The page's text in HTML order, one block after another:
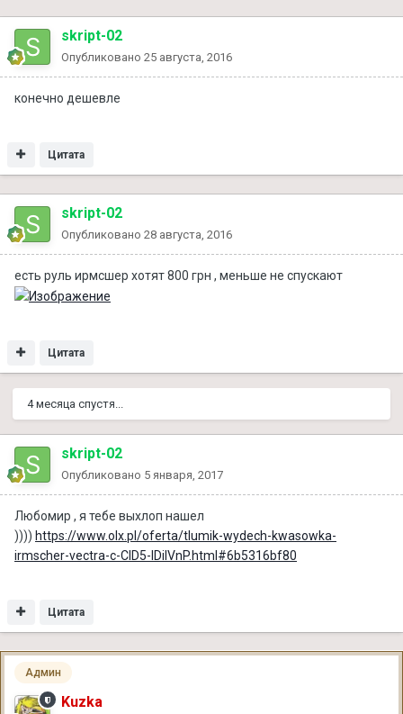
skript-02
Опубликовано 25 августа, 2016
конечно дешевле
Цитата
skript-02
Опубликовано 28 августа, 2016
есть руль ирмсшер хотят 800 грн , меньше не спускают
Цитата
4 месяца спустя...
skript-02
Опубликовано 5 января, 2017
Любомир , я тебе выхлоп нашел
)))) https://www.olx.pl/oferta/tlumik-wydech-kwasowka-
irmscher-vectra-c-CID5-IDiIVnP.html#6b5316bf80
Цитата
Админ
Kuzka